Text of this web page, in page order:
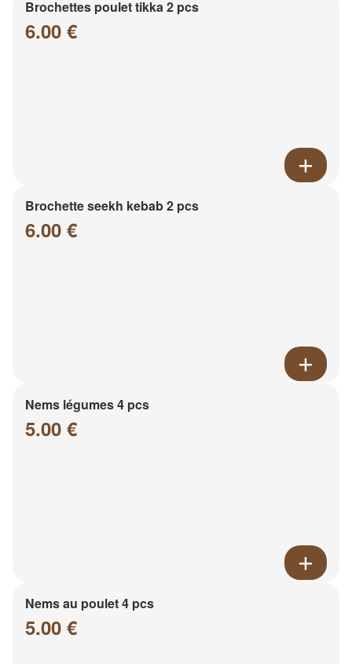
Brochettes poulet tikka 2 pcs
6.00 €
Brochette seekh kebab 2 pcs
6.00 €
Nems légumes 4 pcs
5.00 €
Nems au poulet 4 pcs
5.00 €